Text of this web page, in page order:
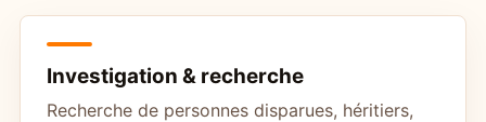
Investigation & recherche
Recherche de personnes disparues, héritiers,